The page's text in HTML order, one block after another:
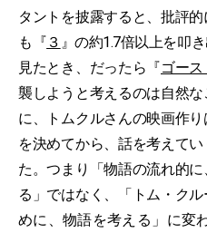
タントを披露すると、批評
も『 ３ 』の約1.7倍以上を叩
見たとき、だったら『ゴー
襲しようと考えるのは自然
に、トムクルさんの映画作
を決めてから、話を考えて
た。つまり「物語の流れ的
る」ではなく、「トム・ク
めに、物語を考える」に変